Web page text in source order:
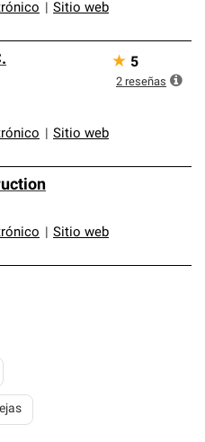
Sitio web
Sitio web
★ 5
2 reseñas
Sitio web